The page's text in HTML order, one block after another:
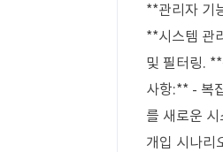
**관리자 기
**시스템 관
및 필터링.
사항:** - 복
를 새로운
개입 시나리